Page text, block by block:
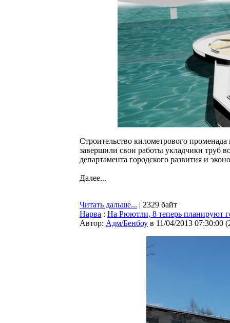
Строительство километрового
завершили свои работы укладчики труб
департамента городского развития и
Далее...
Читать дальше... | 2329 байт
Нарва : На Рюютли, 8 теперь планируют
Автор: Адм/Бенбоу в 11/04/2013 07:30:00 (